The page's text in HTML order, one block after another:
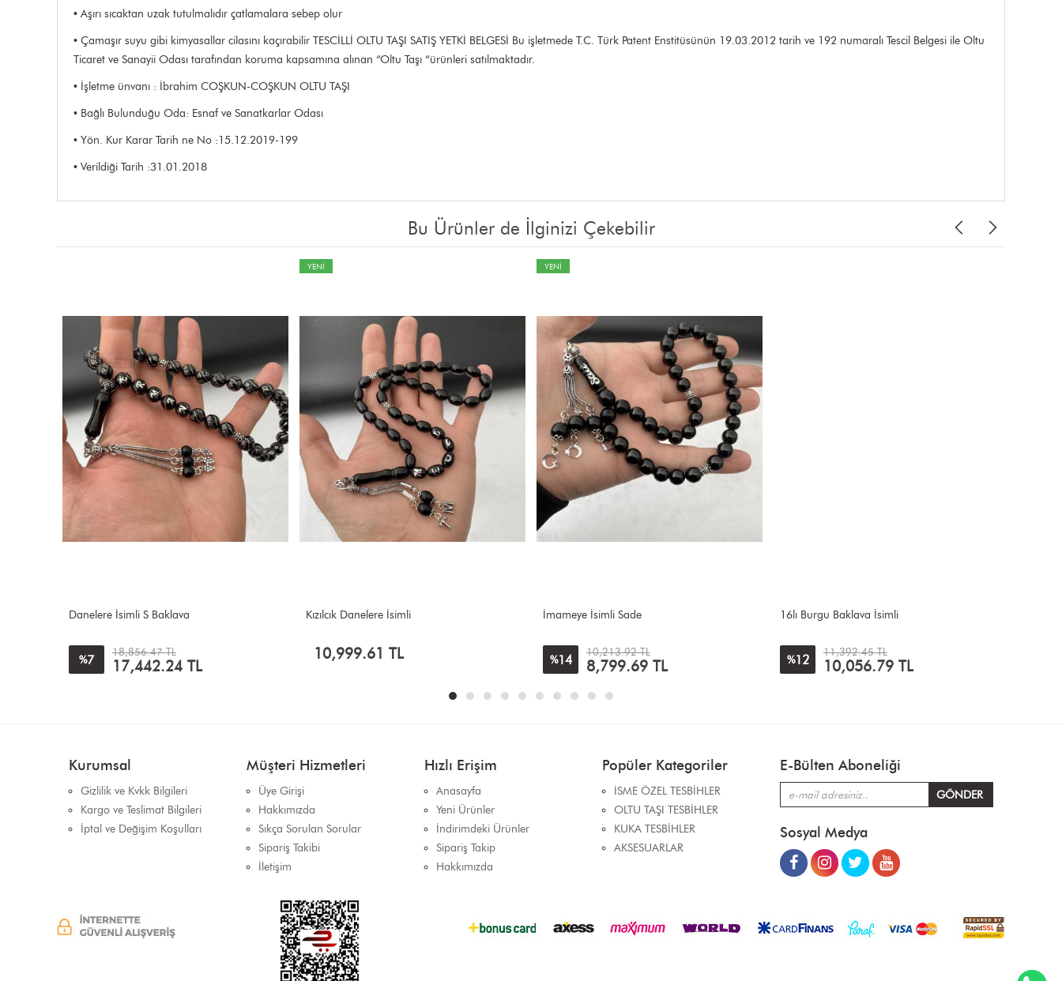
• Aşırı sıcaktan uzak tutulmalıdır çatlamalara sebep olur
• Çamaşır suyu gibi kimyasallar cilasını kaçırabilir TESCİLLİ OLTU TAŞI SATIŞ YETKİ BELGESİ Bu işletmede T.C. Türk Patent Enstitüsünün 19.03.2012 tarih ve 192 numaralı Tescil Belgesi ile Oltu
Ticaret ve Sanayii Odası tarafından koruma kapsamına alınan “Oltu Taşı “ürünleri satılmaktadır.
• İşletme ünvanı : İbrahim COŞKUN-COŞKUN OLTU TAŞI
• Bağlı Bulunduğu Oda: Esnaf ve Sanatkarlar Odası
• Yön. Kur Karar Tarih ne No :15.12.2019-199
• Verildiği Tarih :31.01.2018
Bu Ürünler de İlginizi Çekebilir
Danelere İsimli S Baklava
%7
18,856.47 TL
17,442.24 TL
YENİ
Kızılcık Danelere İsimli
10,999.61 TL
YENİ
İmameye İsimli Sade
%14
10,213.92 TL
8,799.69 TL
16lı Burgu Baklava İsimli
%12
11,392.45 TL
10,056.79 TL
Kurumsal
Gizlilik ve Kvkk Bilgileri
Kargo ve Teslimat Bilgileri
İptal ve Değişim Koşulları
Müşteri Hizmetleri
Üye Girişi
Hakkımızda
Sıkça Sorulan Sorular
Sipariş Takibi
İletişim
Hızlı Erişim
Anasayfa
Yeni Ürünler
İndirimdeki Ürünler
Sipariş Takip
Hakkımızda
Popüler Kategoriler
İSME ÖZEL TESBİHLER
OLTU TAŞI TESBİHLER
KUKA TESBİHLER
AKSESUARLAR
E-Bülten Aboneliği
Sosyal Medya